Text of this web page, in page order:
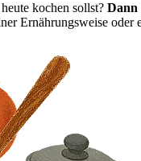
kochen sollst? Dann
Ernährungsweise